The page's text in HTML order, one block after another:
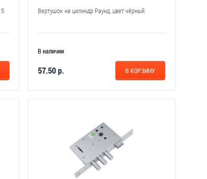
Вертушок на цилиндр Раунд, цвет чёрный
В наличии
57.50 р. В КОРЗИНУ